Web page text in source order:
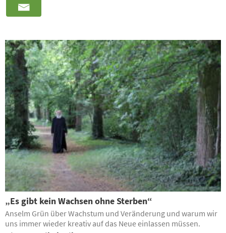
„Es gibt kein Wachsen ohne Sterben“
Anselm Grün über Wachstum und Veränderung und warum wir
uns immer wieder kreativ auf das Neue einlassen müssen.